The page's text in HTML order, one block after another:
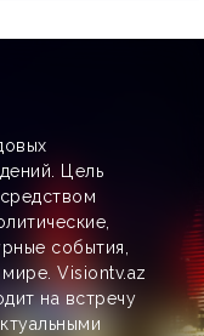
Цель
события,
Visiontv.az
на встречу